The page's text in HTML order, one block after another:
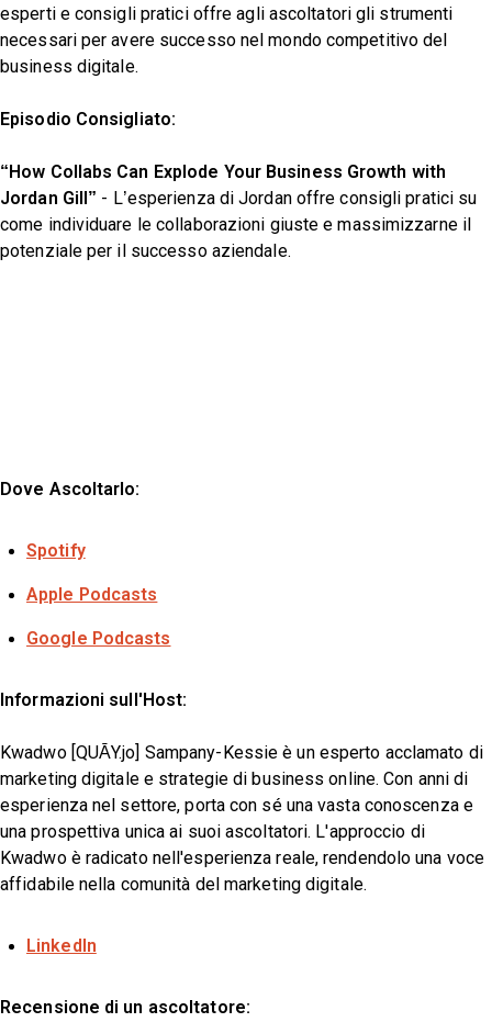
esperti e consigli pratici offre agli ascoltatori gli strumenti
necessari per avere successo nel mondo competitivo del
business digitale.
Episodio Consigliato:
“How Collabs Can Explode Your Business Growth with
Jordan Gill” - L’esperienza di Jordan offre consigli pratici su
come individuare le collaborazioni giuste e massimizzarne il
potenziale per il successo aziendale.
Dove Ascoltarlo:
Spotify
Apple Podcasts
Google Podcasts
Informazioni sull'Host:
Kwadwo [QUĀY.jo] Sampany-Kessie è un esperto acclamato di
marketing digitale e strategie di business online. Con anni di
esperienza nel settore, porta con sé una vasta conoscenza e
una prospettiva unica ai suoi ascoltatori. L'approccio di
Kwadwo è radicato nell'esperienza reale, rendendolo una voce
affidabile nella comunità del marketing digitale.
LinkedIn
Recensione di un ascoltatore: